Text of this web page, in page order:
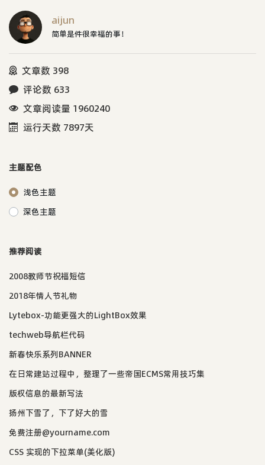
aijun
简单是件很幸福的事！
文章数 398
评论数 633
文章阅读量 1960240
运行天数 7897天
主题配色
浅色主题
深色主题
推荐阅读
2008教师节祝福短信
2018年情人节礼物
Lytebox-功能更强大的LightBox效果
techweb导航栏代码
新春快乐系列BANNER
在日常建站过程中，整理了一些帝国ECMS常用技巧集
版权信息的最新写法
扬州下雪了，下了好大的雪
免费注册@yourname.com
CSS 实现的下拉菜单(美化版)